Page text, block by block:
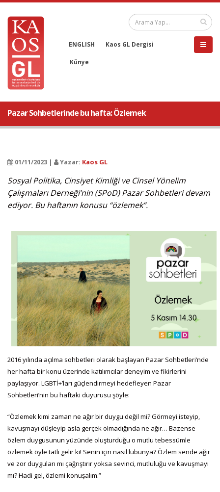
ENGLISH Kaos GL Dergisi
Künye
Pazar Sohbetlerinde bu hafta: Özlemek
01/11/2023 | Yazar: Kaos GL
Sosyal Politika, Cinsiyet Kimliği ve Cinsel Yönelim
Çalışmaları Derneği’nin (SPoD) Pazar Sohbetleri devam
ediyor. Bu haftanın konusu “özlemek”.
2016 yılında açılma sohbetleri olarak başlayan Pazar Sohbetleri’nde
her hafta bir konu üzerinde katılımcılar deneyim ve fikirlerini
paylaşıyor. LGBTİ+’ları güçlendirmeyi hedefleyen Pazar
Sohbetleri’nin bu haftaki duyurusu şöyle:
“Özlemek kimi zaman ne ağır bir duygu değil mi? Görmeyi isteyip,
kavuşmayı düşleyip asla gerçek olmadığında ne ağır… Bazense
özlem duygusunun yüzünde oluşturduğu o mutlu tebessümle
özlemek öyle tatlı gelir ki! Senin için nasıl lubunya? Özlem sende ağır
ve zor duyguları mı çağrıştırır yoksa sevinci, mutluluğu ve kavuşmayı
mı? Hadi gel, özlemi konuşalım.”